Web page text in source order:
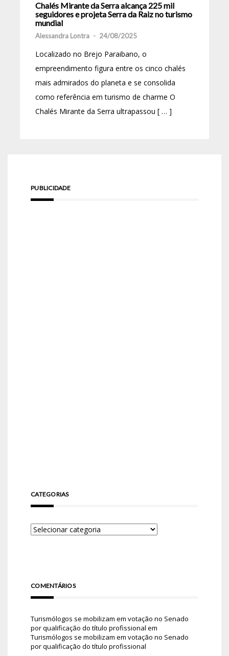
Chalés Mirante da Serra alcança 225 mil
seguidores e projeta Serra da Raiz no turismo
mundial
Alessandra Lontra - 24/08/2025
Localizado no Brejo Paraibano, o
empreendimento figura entre os cinco chalés
mais admirados do planeta e se consolida
como referência em turismo de charme O
Chalés Mirante da Serra ultrapassou [ … ]
PUBLICIDADE
CATEGORIAS
COMENTÁRIOS
Turismólogos se mobilizam em votação no Senado
por qualificação do título profissional em
Turismólogos se mobilizam em votação no Senado
por qualificação do título profissional